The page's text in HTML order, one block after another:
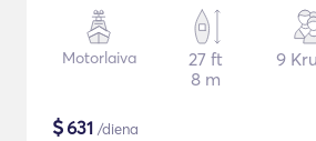
Motorlaiva
27 ft
8 m
9
$631 /diena